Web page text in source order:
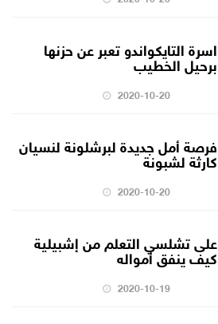
اسرة التايكواندو تعبر عن حزنها
برحيل الخطيب
2020-10-20
فرصة أمل جديدة لبرشلونة لنسيان
كارثة لشبونة
2020-10-20
على تشلسي التعلم من إشبيلية
كيف ينفق أمواله
2020-10-19